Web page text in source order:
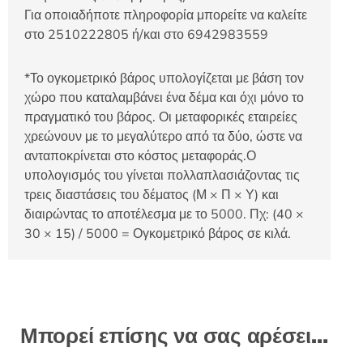
Για οποιαδήποτε πληροφορία μπορείτε να καλείτε
στο 2510222805 ή/και στο 6942983559
*Το ογκομετρικό βάρος υπολογίζεται με βάση τον
χώρο που καταλαμβάνει ένα δέμα και όχι μόνο το
πραγματικό του βάρος. Οι μεταφορικές εταιρείες
χρεώνουν με το μεγαλύτερο από τα δύο, ώστε να
ανταποκρίνεται στο κόστος μεταφοράς.Ο
υπολογισμός του γίνεται πολλαπλασιάζοντας τις
τρεις διαστάσεις του δέματος (Μ × Π × Υ) και
διαιρώντας το αποτέλεσμα με το 5000. Πχ: (40 ×
30 × 15) / 5000 = Ογκομετρικό βάρος σε κιλά.
Μπορεί επίσης να σας αρέσει…